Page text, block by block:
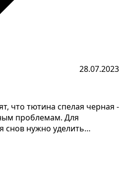
28.07.2023
что тютина спелая черная -
проблемам. Для
снов нужно уделить